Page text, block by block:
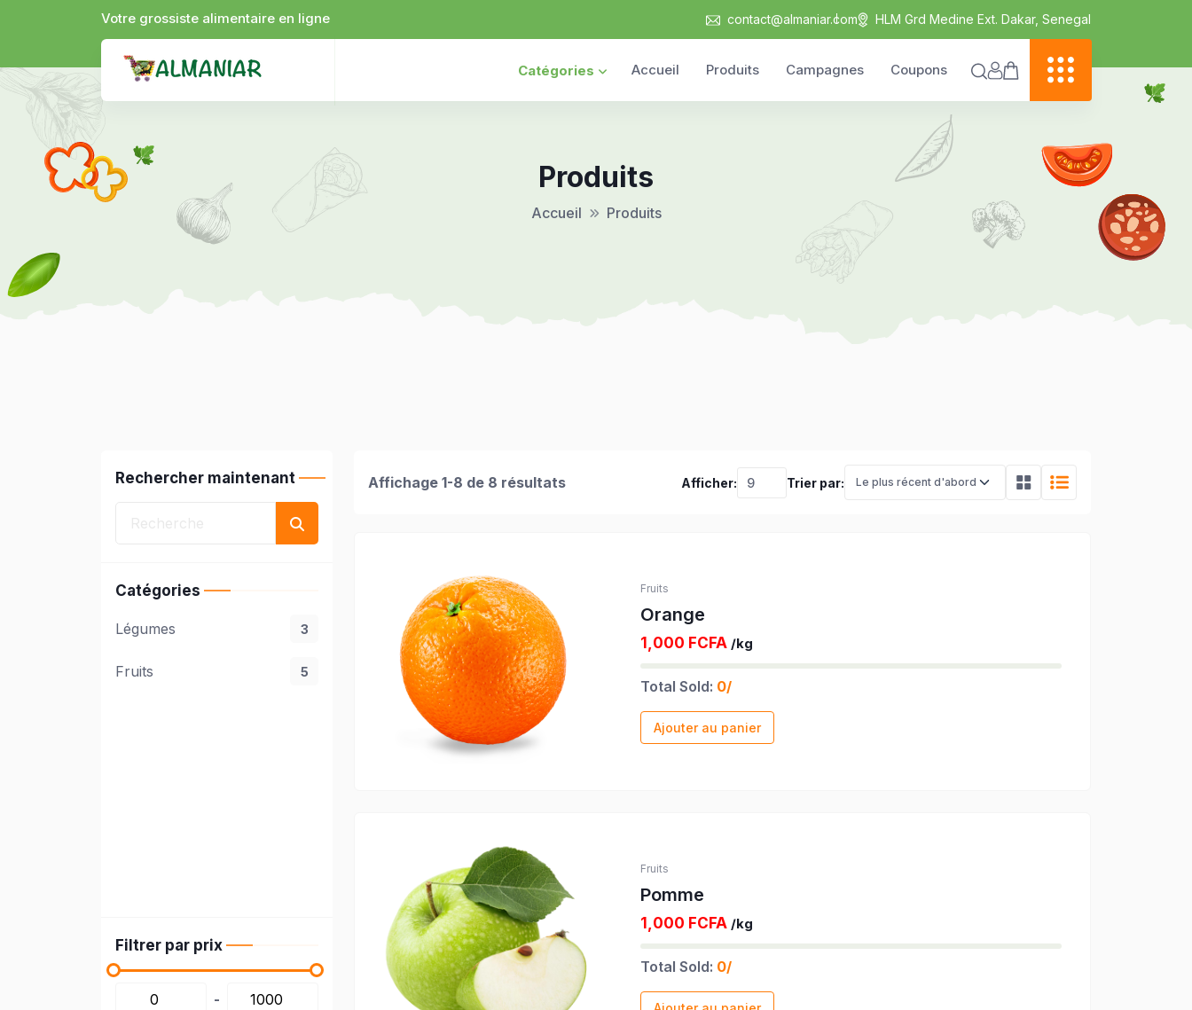
Votre grossiste alimentaire en ligne contact@almaniar.com HLM Grd Medine Ext. Dakar, Senegal
Catégories Accueil Produits Campagnes Coupons
Produits
Accueil Produits
Rechercher maintenant
Catégories
Légumes 3
Fruits 5
Filtrer par prix
-
Affichage 1-8 de 8 résultats Afficher: Trier par:
Fruits
Orange
1,000 FCFA /kg
Total Sold: 0/
Ajouter au panier
Fruits
Pomme
1,000 FCFA /kg
Total Sold: 0/